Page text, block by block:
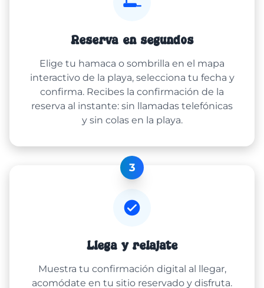
Reserva en segundos
Elige tu hamaca o sombrilla en el mapa
interactivo de la playa, selecciona tu fecha y
confirma. Recibes la confirmación de la
reserva al instante: sin llamadas telefónicas
y sin colas en la playa.
3
Llega y relájate
Muestra tu confirmación digital al llegar,
acomódate en tu sitio reservado y disfruta.